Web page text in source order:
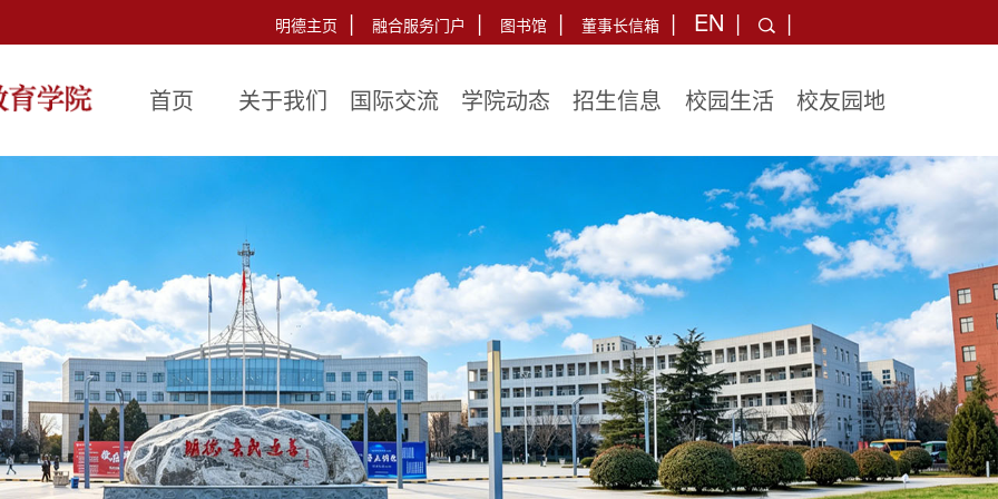
明德主页 | 融合服务门户 | 图书馆 | 董事长信箱 | EN | |
首页 关于我们 国际交流 学院动态 招生信息 校园生活 校友园地